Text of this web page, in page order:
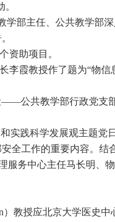
学部主任、公共教学部
资助项目。
李霞教授作了题为“物信
——公共教学部行政党支
实践科学发展观主题党日
全工作的重要内容。结
服务中心主任马长明、
教授应北京大学医史中